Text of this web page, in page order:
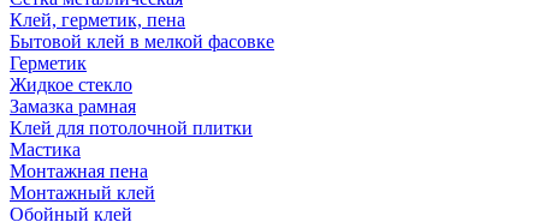
Клей, герметик, пена
Бытовой клей в мелкой фасовке
Герметик
Жидкое стекло
Замазка рамная
Клей для потолочной плитки
Мастика
Монтажная пена
Монтажный клей
Обойный клей